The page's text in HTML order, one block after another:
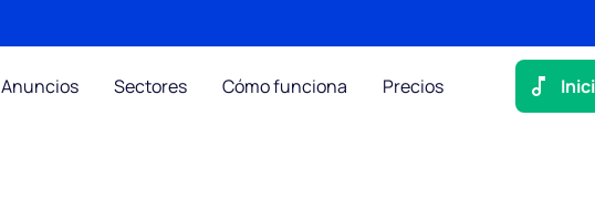
Anuncios Sectores Cómo funciona Precios